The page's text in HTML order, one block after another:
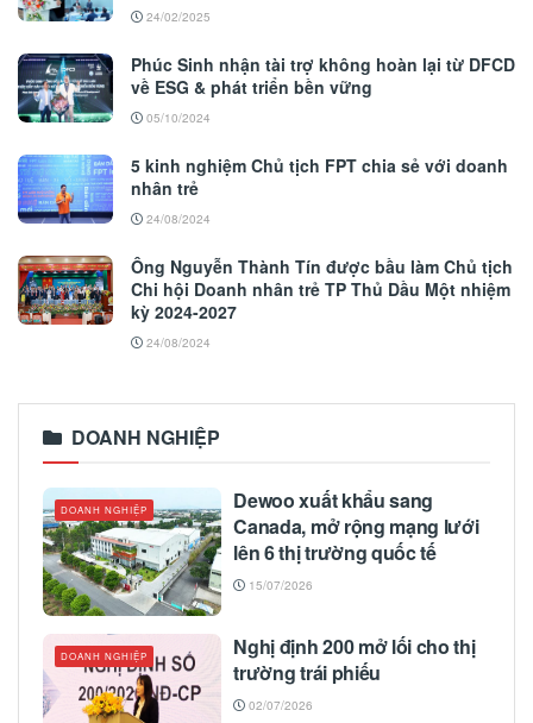
24/02/2025
Phúc Sinh nhận tài trợ không hoàn lại từ DFCD
về ESG & phát triển bền vững
05/10/2024
5 kinh nghiệm Chủ tịch FPT chia sẻ với doanh
nhân trẻ
24/08/2024
Ông Nguyễn Thành Tín được bầu làm Chủ tịch
Chi hội Doanh nhân trẻ TP Thủ Dầu Một nhiệm
kỳ 2024-2027
24/08/2024
DOANH NGHIỆP
DOANH NGHIỆP
Dewoo xuất khẩu sang
Canada, mở rộng mạng lưới
lên 6 thị trường quốc tế
15/07/2026
DOANH NGHIỆP
Nghị định 200 mở lối cho thị
trường trái phiếu
02/07/2026